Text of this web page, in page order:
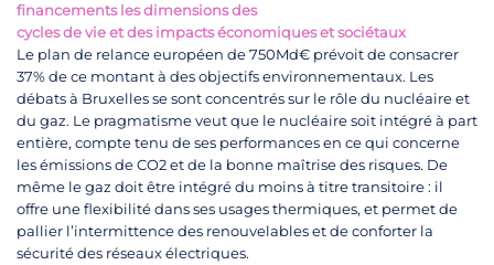
financements les dimensions des
cycles de vie et des impacts économiques et sociétaux
Le plan de relance européen de 750Md€ prévoit de consacrer
37% de ce montant à des objectifs environnementaux. Les
débats à Bruxelles se sont concentrés sur le rôle du nucléaire et
du gaz. Le pragmatisme veut que le nucléaire soit intégré à part
entière, compte tenu de ses performances en ce qui concerne
les émissions de CO2 et de la bonne maîtrise des risques. De
même le gaz doit être intégré du moins à titre transitoire : il
offre une flexibilité dans ses usages thermiques, et permet de
pallier l’intermittence des renouvelables et de conforter la
sécurité des réseaux électriques.